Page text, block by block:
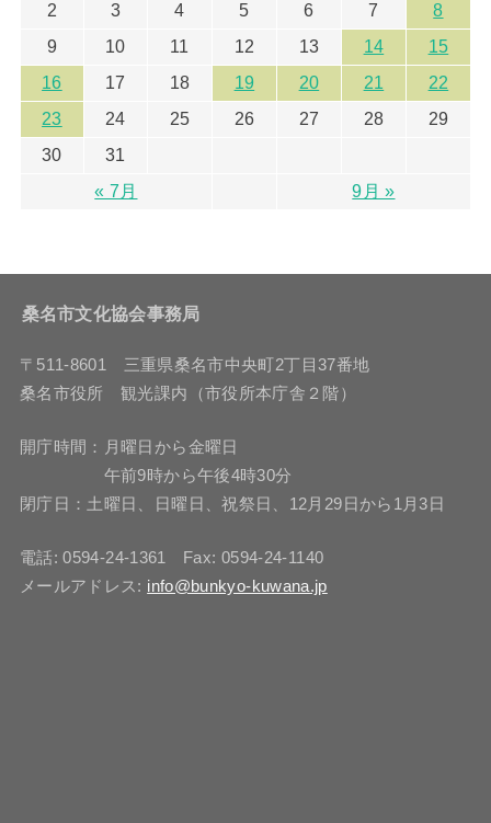
2
3 4 5 6 7
8
9
10 11 12 13 14
15
16
17 18 19 20 21
22
23
24 25 26 27 28
29
30
31
« 7月
9月 »
桑名市文化協会事務局
〒511-8601 三重県桑名市中央町2丁目37番地
桑名市役所 観光課内（市役所本庁舎２階）
開庁時間：月曜日から金曜日
午前9時から午後4時30分
閉庁日：土曜日、日曜日、祝祭日、12月29日から1月3日
電話: 0594-24-1361 Fax: 0594-24-1140
メールアドレス: info@bunkyo-kuwana.jp